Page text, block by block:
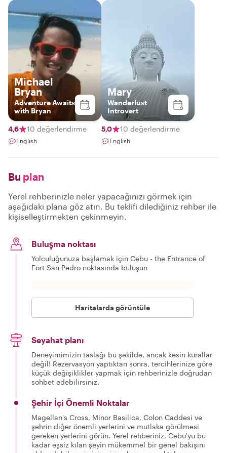
Michael
Bryan
Adventure Awaits
with Bryan
4,6 10 değerlendirme
English
Mary
Wanderlust
Introvert
5,0 10 değerlendirme
English
Bu plan
Yerel rehberinizle neler yapacağınızı görmek için
aşağıdaki plana göz atın. Bu teklifi dilediğiniz rehber ile
kişiselleştirmekten çekinmeyin.
Buluşma noktası
Yolculuğunuza başlamak için Cebu - the Entrance of
Fort San Pedro noktasında buluşun
Haritalarda görüntüle
Seyahat planı
Deneyimimizin taslağı bu şekilde, ancak kesin kurallar
değil! Rezervasyon yaptıktan sonra, tercihlerinize göre
küçük değişiklikler yapmak için rehberinizle doğrudan
sohbet edebilirsiniz.
Şehir İçi Önemli Noktalar
Magellan's Cross, Minor Basilica, Colon Caddesi ve
şehrin diğer önemli yerlerini ve mutlaka görülmesi
gereken yerlerini görün. Yerel rehberiniz, Cebu'yu bu
kadar eşsiz kılan şeyin mükemmel bir genel bakışını